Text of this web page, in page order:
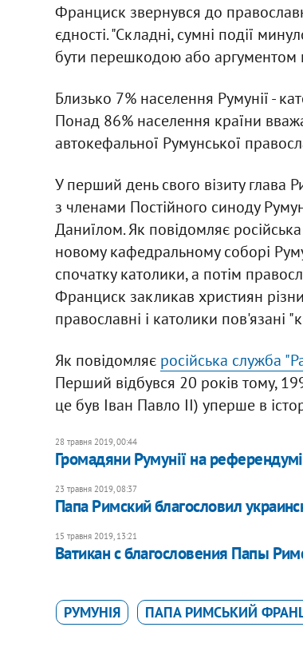
Франциск звернувся до
єдності. "Складні, сумні події
бути перешкодою або аргументом
Близько 7% населення Румунії -
Понад 86% населення країни
автокефальної Румунської
У перший день свого візиту глава
з членами Постійного синоду
Даниїлом. Як повідомляє
новому кафедральному соборі
спочатку католики, а потім
Франциск закликав християн
православні і католики пов'язані
Як повідомляє російська служба
Перший відбувся 20 років тому,
це був Іван Павло II) уперше в
28 травня 2019, 00:44
Громадяни Румунії на
23 травня 2019, 08:37
Папа Римский благословил
15 травня 2019, 13:21
Ватикан с благословения Папы
РУМУНІЯ ПАПА РИМСЬКИЙ